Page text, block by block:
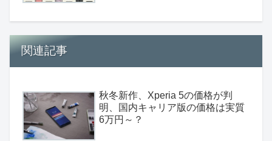
関連記事
秋冬新作、Xperia 5の価格が判
明、国内キャリア版の価格は実質
6万円～？